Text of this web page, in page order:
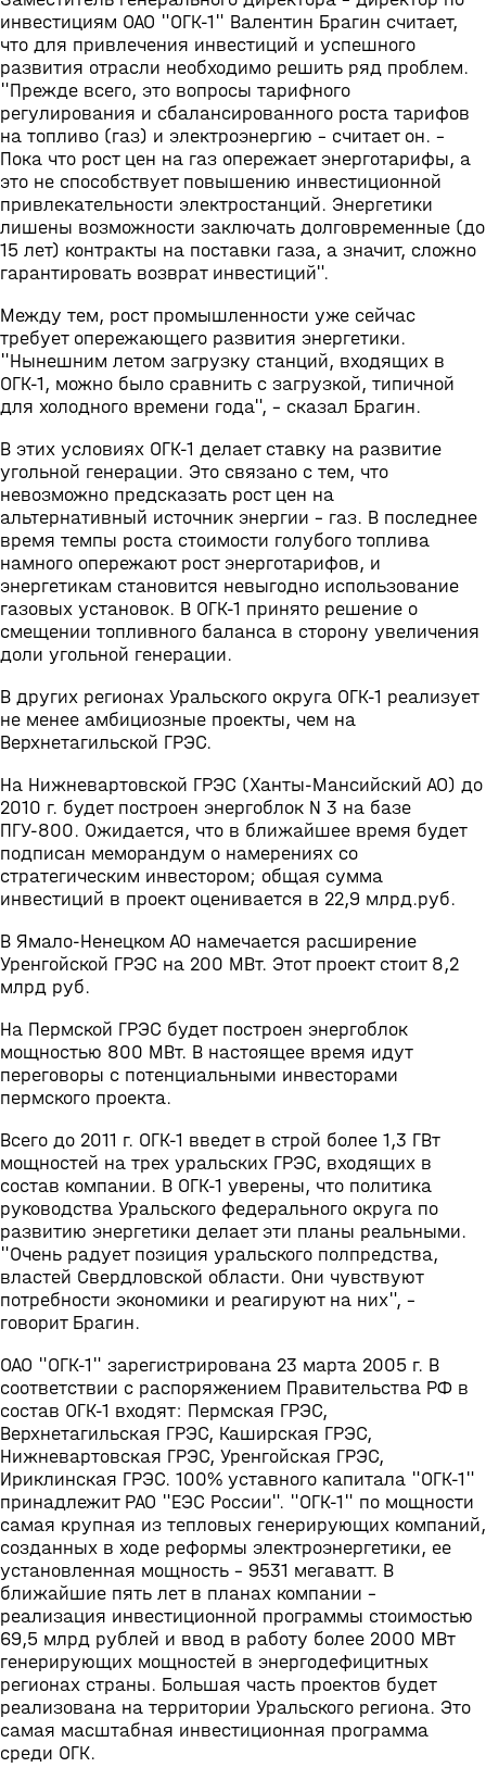
инвестициям ОАО "ОГК-1" Валентин Брагин считает,
что для привлечения инвестиций и успешного
развития отрасли необходимо решить ряд проблем.
"Прежде всего, это вопросы тарифного
регулирования и сбалансированного роста тарифов
на топливо (газ) и электроэнергию - считает он. -
Пока что рост цен на газ опережает энерготарифы, а
это не способствует повышению инвестиционной
привлекательности электростанций. Энергетики
лишены возможности заключать долговременные (до
15 лет) контракты на поставки газа, а значит, сложно
гарантировать возврат инвестиций".
Между тем, рост промышленности уже сейчас
требует опережающего развития энергетики.
"Нынешним летом загрузку станций, входящих в
ОГК-1, можно было сравнить с загрузкой, типичной
для холодного времени года", - сказал Брагин.
В этих условиях ОГК-1 делает ставку на развитие
угольной генерации. Это связано с тем, что
невозможно предсказать рост цен на
альтернативный источник энергии - газ. В последнее
время темпы роста стоимости голубого топлива
намного опережают рост энерготарифов, и
энергетикам становится невыгодно использование
газовых установок. В ОГК-1 принято решение о
смещении топливного баланса в сторону увеличения
доли угольной генерации.
В других регионах Уральского округа ОГК-1 реализует
не менее амбициозные проекты, чем на
Верхнетагильской ГРЭС.
На Нижневартовской ГРЭС (Ханты-Мансийский АО) до
2010 г. будет построен энергоблок N 3 на базе
ПГУ-800. Ожидается, что в ближайшее время будет
подписан меморандум о намерениях со
стратегическим инвестором; общая сумма
инвестиций в проект оценивается в 22,9 млрд.руб.
В Ямало-Ненецком АО намечается расширение
Уренгойской ГРЭС на 200 МВт. Этот проект стоит 8,2
млрд руб.
На Пермской ГРЭС будет построен энергоблок
мощностью 800 МВт. В настоящее время идут
переговоры с потенциальными инвесторами
пермского проекта.
Всего до 2011 г. ОГК-1 введет в строй более 1,3 ГВт
мощностей на трех уральских ГРЭС, входящих в
состав компании. В ОГК-1 уверены, что политика
руководства Уральского федерального округа по
развитию энергетики делает эти планы реальными.
"Очень радует позиция уральского полпредства,
властей Свердловской области. Они чувствуют
потребности экономики и реагируют на них", -
говорит Брагин.
ОАО "ОГК-1" зарегистрирована 23 марта 2005 г. В
соответствии с распоряжением Правительства РФ в
состав ОГК-1 входят: Пермская ГРЭС,
Верхнетагильская ГРЭС, Каширская ГРЭС,
Нижневартовская ГРЭС, Уренгойская ГРЭС,
Ириклинская ГРЭС. 100% уставного капитала "ОГК-1"
принадлежит РАО "ЕЭС России". "ОГК-1" по мощности
самая крупная из тепловых генерирующих компаний,
созданных в ходе реформы электроэнергетики, ее
установленная мощность - 9531 мегаватт. В
ближайшие пять лет в планах компании -
реализация инвестиционной программы стоимостью
69,5 млрд рублей и ввод в работу более 2000 МВт
генерирующих мощностей в энергодефицитных
регионах страны. Большая часть проектов будет
реализована на территории Уральского региона. Это
самая масштабная инвестиционная программа
среди ОГК.